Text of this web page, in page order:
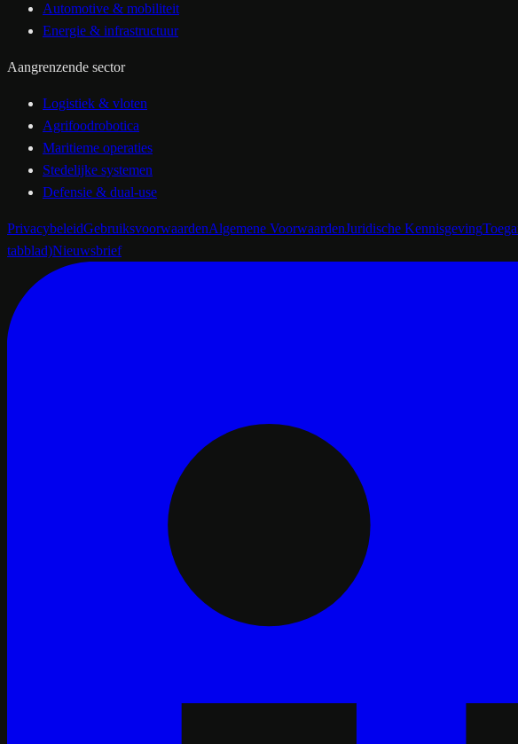
Automotive & mobiliteit
Energie & infrastructuur
Aangrenzende sector
Logistiek & vloten
Agrifoodrobotica
Maritieme operaties
Stedelijke systemen
Defensie & dual-use
PrivacybeleidGebruiksvoorwaardenAlgemene VoorwaardenJuridische Kennisgeving
tabblad)Nieuwsbrief